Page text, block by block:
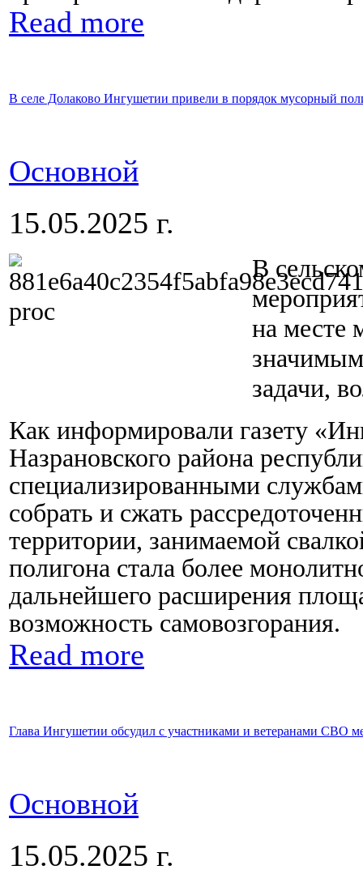
Read more
В селе Долаково Ингушетии привели в порядок мусорный
Основной
15.05.2025 г.
В
на месте
задачи,
Как информировали газету
Назрановского района
специализированными
собрать и сжать
территории, занимаемой
полигона стала более
дальнейшего расширения
возможность самовозгорания.
Read more
Глава Ингушетии обсудил с участниками и ветеранами СВО
Основной
15.05.2025 г.